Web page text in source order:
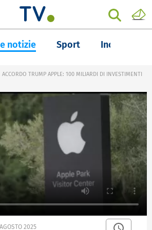
notizie Sport Inchieste
ACCORDO TRUMP APPLE: 100 MILIARDI DI INVESTIMENTI
2025